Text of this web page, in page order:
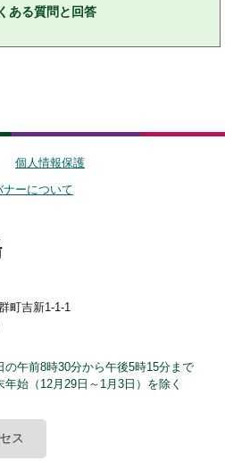
ある質問と回答
個人情報保護
ナーについて
町吉新1-1-1
午前8時30分から午後5時15分まで
始（12月29日～1月3日）を除く
ス